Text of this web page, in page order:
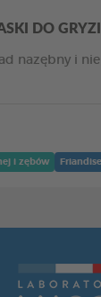
DO
nazębny i
i zębów